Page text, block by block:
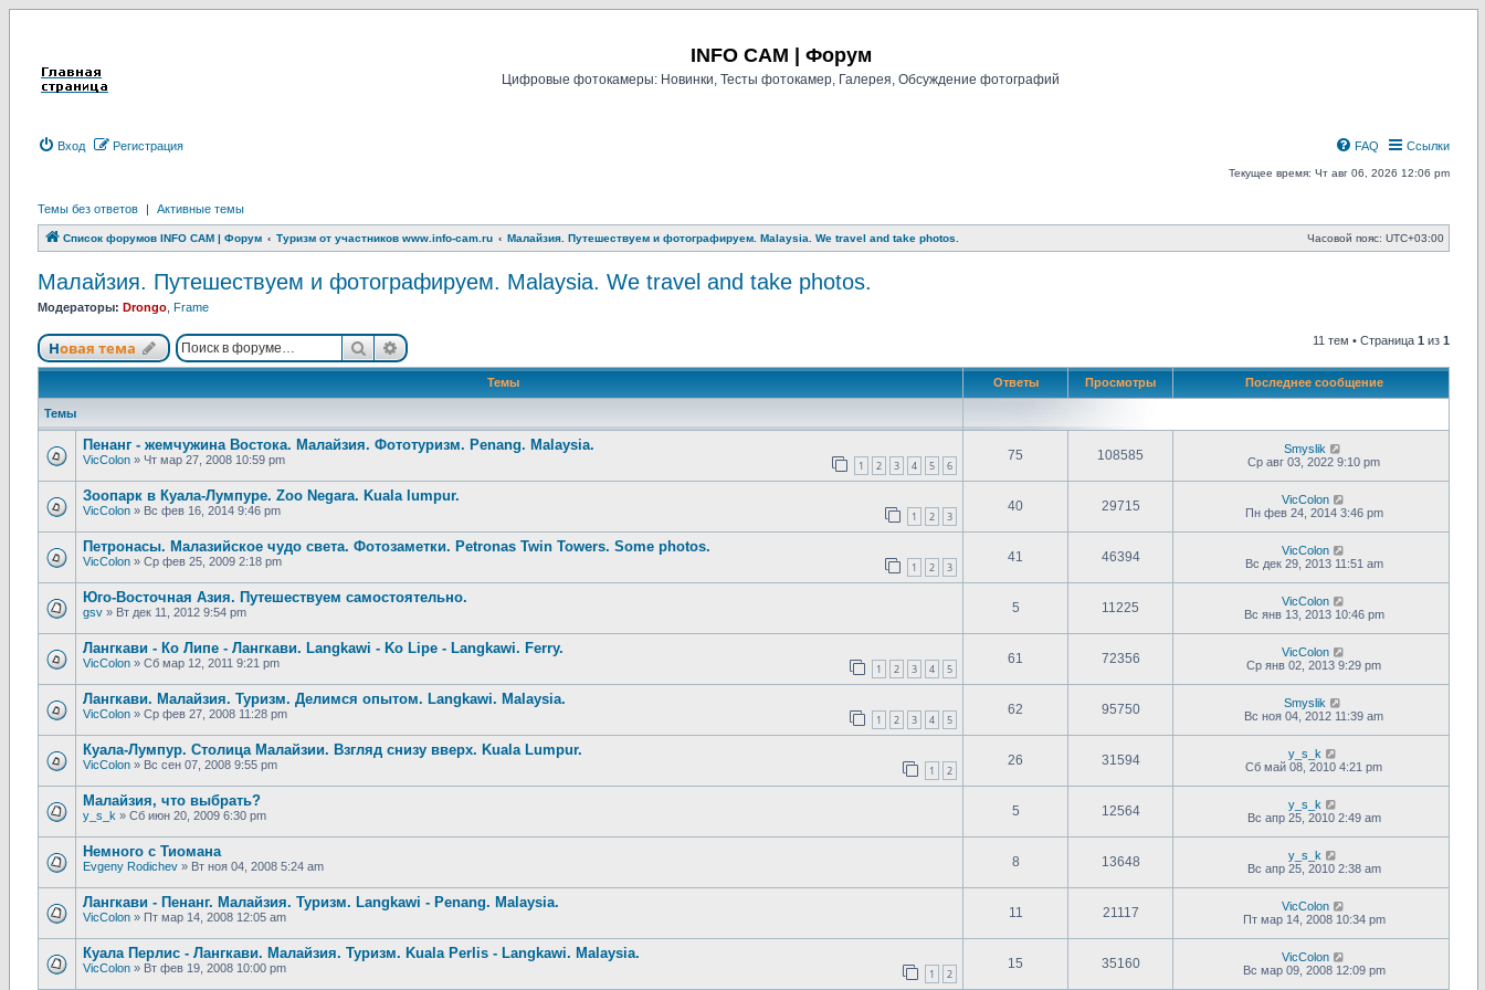
INFO CAM | Форум
Цифровые фотокамеры: Новинки, Тесты фотокамер, Галерея, Обсуждение фотографий
Вход Регистрация Ссылки
FAQ
Текущее время: Чт авг 06, 2026 12:06 pm
Темы без ответов | Активные темы
Список форумов INFO CAM | Форум Туризм от участников www.info-cam.ru Малайзия. Путешествуем и фотографируем. Malaysia. We travel and take photos. Часовой пояс: UTC+03:00
Малайзия. Путешествуем и фотографируем. Malaysia. We travel and take photos.
Модераторы: Drongo Frame
Новая тема
Новая тема ПоискРасширенный поиск 11 тем • Страница 1 из 1
Темы Ответы Просмотры Последнее сообщение
Темы
Пенанг - жемчужина Востока. Малайзия. Фототуризм. Penang. Malaysia.
VicColon » Чт мар 27, 2008 10:59 pm 1 2 3 4 5 6
75 108585
Smyslik
Ср авг 03, 2022 9:10 pm
Зоопарк в Куала-Лумпуре. Zoo Negara. Kuala lumpur.
VicColon » Вс фев 16, 2014 9:46 pm 1 2 3
40 29715
VicColon
Пн фев 24, 2014 3:46 pm
Петронасы. Малазийское чудо света. Фотозаметки. Petronas Twin Towers. Some photos.
VicColon » Ср фев 25, 2009 2:18 pm 1 2 3
41 46394
VicColon
Вс дек 29, 2013 11:51 am
Юго-Восточная Азия. Путешествуем самостоятельно.
gsv » Вт дек 11, 2012 9:54 pm 5 11225
VicColon
Вс янв 13, 2013 10:46 pm
Лангкави - Ко Липе - Лангкави. Langkawi - Ko Lipe - Langkawi. Ferry.
VicColon » Сб мар 12, 2011 9:21 pm 1 2 3 4 5
61 72356
VicColon
Ср янв 02, 2013 9:29 pm
Лангкави. Малайзия. Туризм. Делимся опытом. Langkawi. Malaysia.
VicColon » Ср фев 27, 2008 11:28 pm 1 2 3 4 5
62 95750
Smyslik
Вс ноя 04, 2012 11:39 am
Куала-Лумпур. Столица Малайзии. Взгляд снизу вверх. Kuala Lumpur.
VicColon » Вс сен 07, 2008 9:55 pm 1 2
26 31594
y_s_k
Сб май 08, 2010 4:21 pm
Малайзия, что выбрать?
y_s_k » Сб июн 20, 2009 6:30 pm 5 12564
y_s_k
Вс апр 25, 2010 2:49 am
Немного с Тиомана
Evgeny Rodichev » Вт ноя 04, 2008 5:24 am 8 13648
y_s_k
Вс апр 25, 2010 2:38 am
Лангкави - Пенанг. Малайзия. Туризм. Langkawi - Penang. Malaysia.
VicColon » Пт мар 14, 2008 12:05 am 11 21117
VicColon
Пт мар 14, 2008 10:34 pm
Куала Перлис - Лангкави. Малайзия. Туризм. Kuala Perlis - Langkawi. Malaysia.
VicColon » Вт фев 19, 2008 10:00 pm 1 2
15 35160
VicColon
Вс мар 09, 2008 12:09 pm